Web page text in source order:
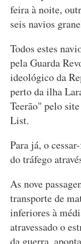
feira à noite,
seis navios
Todos estes
pela Guarda
ideológico da
perto da ilha
Teerão" pelo
List.
Para já, o
do tráfego
As nove
transporte de
inferiores à
atravessado o
da guerra,